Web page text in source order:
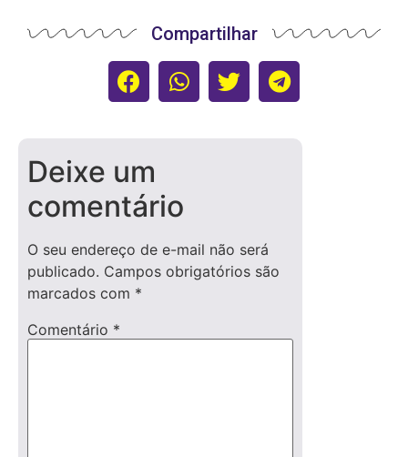
Compartilhar
Deixe um
comentário
O seu endereço de e-mail não será
publicado. Campos obrigatórios são
marcados com *
Comentário *